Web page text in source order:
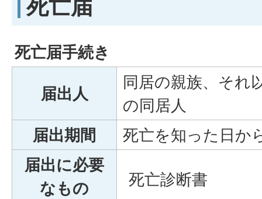
死亡届手続き
届出人
同居の親族、それ
の同居人
届出期間
死亡を知った日か
届出に必要
なもの
死亡診断書